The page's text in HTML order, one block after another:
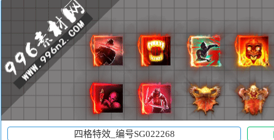
四格特效_编号SG022268